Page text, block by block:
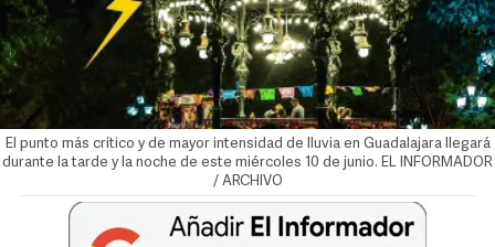
El punto más crítico y de mayor intensidad de lluvia en Guadalajara llegará
durante la tarde y la noche de este miércoles 10 de junio. EL INFORMADOR
/ ARCHIVO